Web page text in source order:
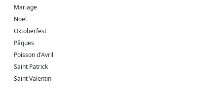
Mariage
Noël
Oktoberfest
Pâques
Poisson d'Avril
Saint Patrick
Saint Valentin